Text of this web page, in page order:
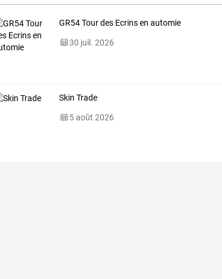
GR54 Tour des Ecrins en automie
30 juil. 2026
Skin Trade
5 août 2026